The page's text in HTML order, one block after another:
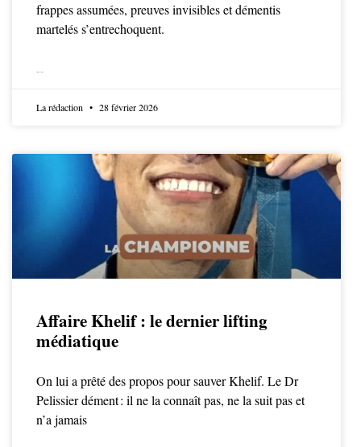
frappes assumées, preuves invisibles et démentis
martelés s’entrechoquent.
La rédaction 28 février 2026
Affaire Khelif : le dernier lifting
médiatique
On lui a prêté des propos pour sauver Khelif. Le Dr
Pelissier dément : il ne la connaît pas, ne la suit pas et
n’a jamais